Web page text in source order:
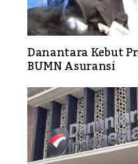
Danantara Kebut
BUMN Asuransi